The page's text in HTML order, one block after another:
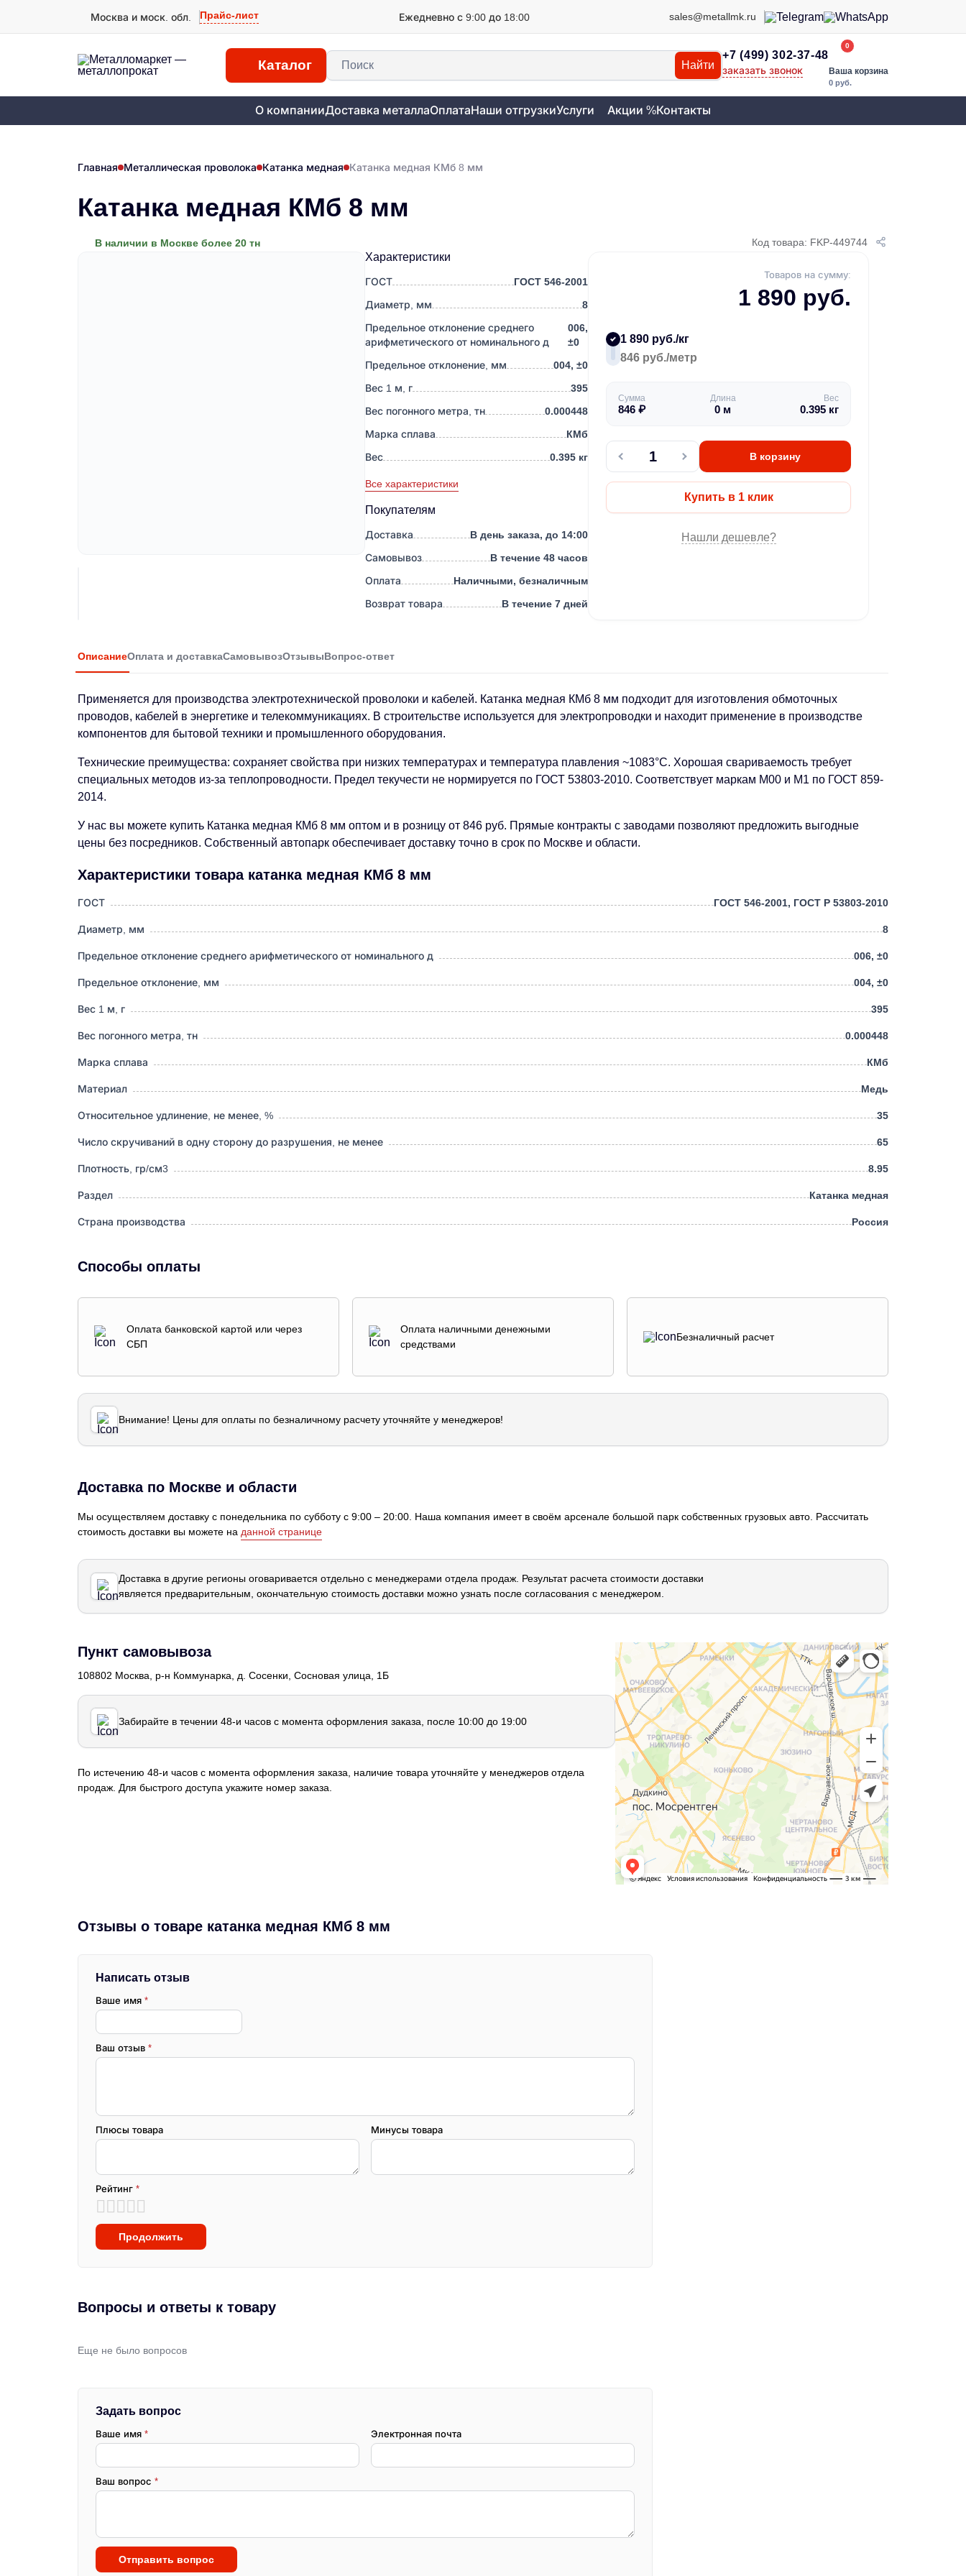
Москва и моск. обл. Прайс-лист Ежедневно с 9:00 до 18:00 sales@metallmk.ru
Каталог Найти
+7 (499) 302-37-48
заказать звонок
0
Ваша корзина
0 руб.
О компанииДоставка металлаОплатаНаши отгрузкиУслуги Акции %Контакты
Главная Металлическая проволока Катанка медная Катанка медная КМб 8 мм
Катанка медная КМб 8 мм
В наличии в Москве более 20 тн Код товара: FKP-449744
Характеристики
ГОСТ
ГОСТ 546-2001
Диаметр, мм
8
Предельное отклонение среднего
арифметического от номинального д
006,
±0
Предельное отклонение, мм
004, ±0
Вес 1 м, г
395
Вес погонного метра, тн
0.000448
Марка сплава
КМб
Вес
0.395 кг
Все характеристики
Покупателям
Доставка
В день заказа, до 14:00
Самовывоз
В течение 48 часов
Оплата
Наличными, безналичным
Возврат товара
В течение 7 дней
Товаров на сумму:
1 890 руб.
1 890 руб./кг
846 руб./метр
Сумма
846 ₽
Длина
0 м
Вес
0.395 кг
В корзину
Купить в 1 клик
Нашли дешевле?
ОписаниеОплата и доставкаСамовывозОтзывыВопрос-ответ
Применяется для производства электротехнической проволоки и кабелей. Катанка медная КМб 8 мм подходит для изготовления обмоточных
проводов, кабелей в энергетике и телекоммуникациях. В строительстве используется для электропроводки и находит применение в производстве
компонентов для бытовой техники и промышленного оборудования.
Технические преимущества: сохраняет свойства при низких температурах и температура плавления ~1083°C. Хорошая свариваемость требует
специальных методов из-за теплопроводности. Предел текучести не нормируется по ГОСТ 53803-2010. Соответствует маркам М00 и М1 по ГОСТ 859-
2014.
У нас вы можете купить Катанка медная КМб 8 мм оптом и в розницу от 846 руб. Прямые контракты с заводами позволяют предложить выгодные
цены без посредников. Собственный автопарк обеспечивает доставку точно в срок по Москве и области.
Характеристики товара катанка медная КМб 8 мм
ГОСТ ГОСТ 546-2001, ГОСТ Р 53803-2010
Диаметр, мм 8
Предельное отклонение среднего арифметического от номинального д 006, ±0
Предельное отклонение, мм 004, ±0
Вес 1 м, г 395
Вес погонного метра, тн 0.000448
Марка сплава КМб
Материал Медь
Относительное удлинение, не менее, % 35
Число скручиваний в одну сторону до разрушения, не менее 65
Плотность, гр/см3 8.95
Раздел Катанка медная
Страна производства Россия
Способы оплаты
Оплата банковской картой или через
СБП
Оплата наличными денежными
средствами
Безналичный расчет
Внимание! Цены для оплаты по безналичному расчету уточняйте у менеджеров!
Доставка по Москве и области
Мы осуществляем доставку с понедельника по субботу с 9:00 – 20:00. Наша компания имеет в своём арсенале большой парк собственных грузовых авто. Рассчитать
стоимость доставки вы можете на данной странице
Доставка в другие регионы оговаривается отдельно с менеджерами отдела продаж. Результат расчета стоимости доставки
является предварительным, окончательную стоимость доставки можно узнать после согласования с менеджером.
Пункт самовывоза
108802 Москва, р-н Коммунарка, д. Сосенки, Сосновая улица, 1Б
Забирайте в течении 48-и часов с момента оформления заказа, после 10:00 до 19:00
По истечению 48-и часов с момента оформления заказа, наличие товара уточняйте у менеджеров отдела
продаж. Для быстрого доступа укажите номер заказа.
Отзывы о товаре катанка медная КМб 8 мм
Написать отзыв
Ваше имя *
Ваш отзыв *
Плюсы товара Минусы товара
Рейтинг *
Продолжить
Вопросы и ответы к товару
Еще не было вопросов
Задать вопрос
Ваше имя * Электронная почта
Ваш вопрос *
Отправить вопрос